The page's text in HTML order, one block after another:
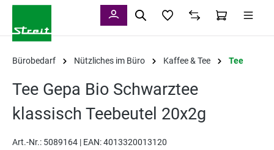
Bürobedarf Nützliches im Büro Kaffee & Tee Tee
Tee Gepa Bio Schwarztee
klassisch Teebeutel 20x2g
Art.-Nr.: 5089164 | EAN: 4013320013120